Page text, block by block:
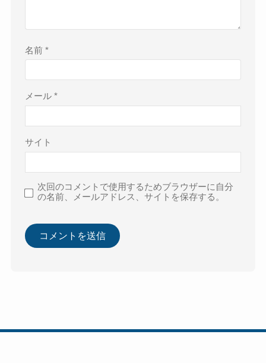
名前*
メール*
サイト
次回のコメントで使用するためブラウザーに自分
の名前、メールアドレス、サイトを保存する。